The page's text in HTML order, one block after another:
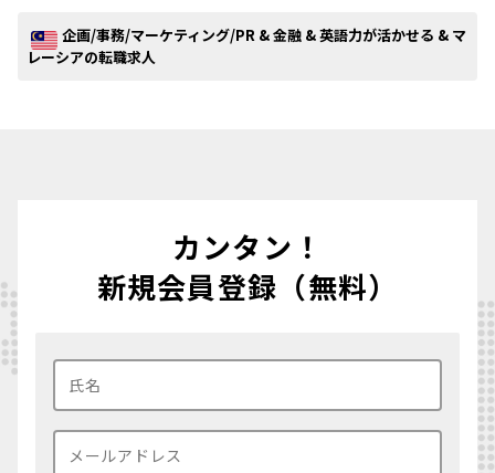
企画/事務/マーケティング/PR & 金融 & 英語力が活かせる & マ
レーシアの転職求人
カンタン！
新規会員登録（無料）